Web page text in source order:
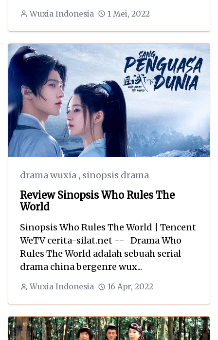
Wuxia Indonesia 1 Mei, 2022
drama wuxia , sinopsis drama
Review Sinopsis Who Rules The
World
Sinopsis Who Rules The World | Tencent
WeTV cerita-silat.net -- Drama Who
Rules The World adalah sebuah serial
drama china bergenre wux...
Wuxia Indonesia 16 Apr, 2022